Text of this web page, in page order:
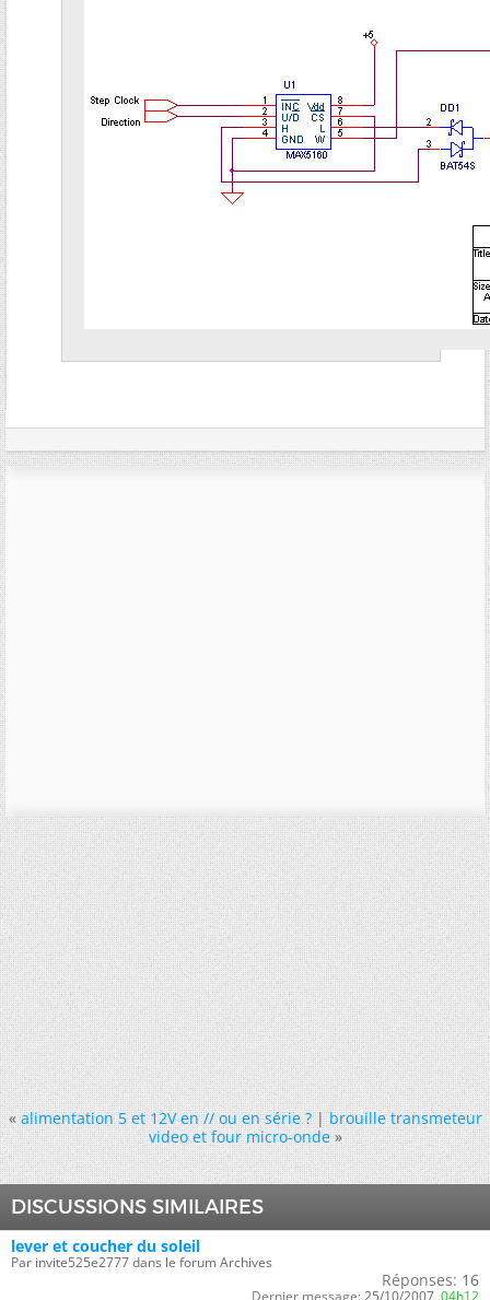
« alimentation 5 et 12V en // ou en série ?|brouille transmeteur
video et four micro-onde »
DISCUSSIONS SIMILAIRES
lever et coucher du soleil
Par invite525e2777 dans le forum Archives
Réponses: 16
Dernier message: 25/10/2007, 04h12